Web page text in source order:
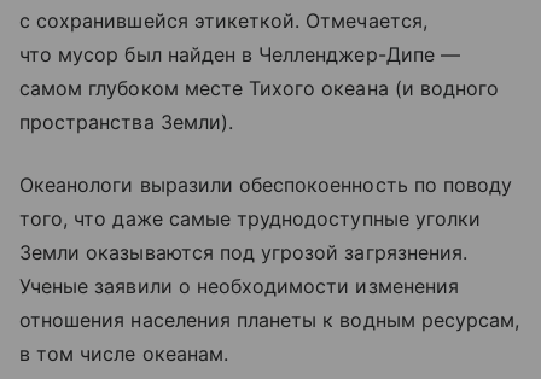
с сохранившейся этикеткой. Отмечается,
что мусор был найден в Челленджер-Дипе —
самом глубоком месте Тихого океана (и водного
пространства Земли).
Океанологи выразили обеспокоенность по поводу
того, что даже самые труднодоступные уголки
Земли оказываются под угрозой загрязнения.
Ученые заявили о необходимости изменения
отношения населения планеты к водным ресурсам,
в том числе океанам.